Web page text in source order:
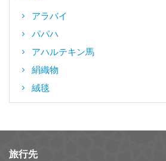
アラバイ
パパハ
アハルテキン馬
絹織物
絨毯
旅行先